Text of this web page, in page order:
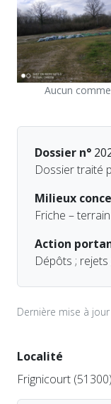
Aucun
Dossier n°
Dossier traité
Milieux
Friche –
Action
Dépôts ;
Dernière mise à
Localité
Frignicourt